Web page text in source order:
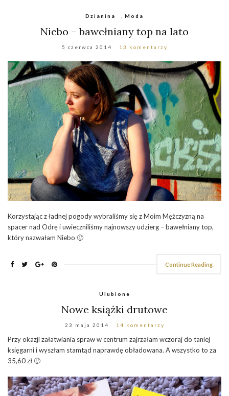
Dzianina Moda
Niebo – bawełniany top na lato
5 czerwca 2014 13 komentarzy
Korzystając z ładnej pogody wybraliśmy się z Moim Mężczyzną na
spacer nad Odrę i uwieczniliśmy najnowszy udzierg – bawełniany top,
który nazwałam Niebo 🙂
Continue Reading
Ulubione
Nowe książki drutowe
23 maja 2014 14 komentarzy
Przy okazji załatwiania spraw w centrum zajrzałam wczoraj do taniej
księgarni i wyszłam stamtąd naprawdę obładowana. A wszystko to za
35,60 zł 🙂